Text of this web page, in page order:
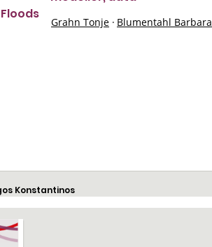
Grahn Tonje · Blumentahl Barbara
Konstantinos